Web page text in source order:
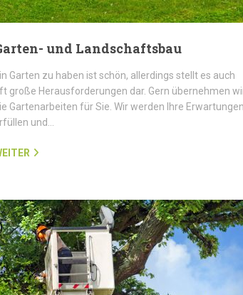
und Landschaftsbau
Garten zu haben ist schön, allerdings stellt es auch
große Herausforderungen dar. Gern übernehmen
Gartenarbeiten für Sie. Wir werden Ihre Erwartungen
und…